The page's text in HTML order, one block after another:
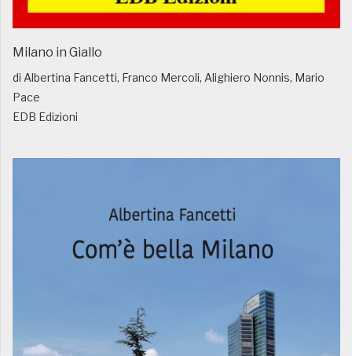
Milano in Giallo
di Albertina Fancetti, Franco Mercoli, Alighiero Nonnis, Mario
Pace
EDB Edizioni